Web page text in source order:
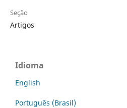
Seção
Artigos
Idioma
English
Português (Brasil)